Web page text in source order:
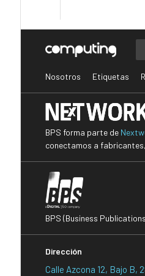
Nosotros Etiquetas
BPS forma parte de
conectamos a
BPS (Business
Dirección
Calle Azcona 12, Bajo B,